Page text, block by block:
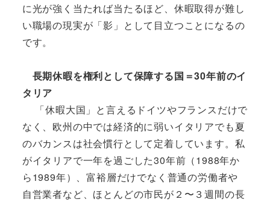
に光が強く当たれば当たるほど、休暇取得が難し
い職場の現実が「影」として目立つことになるの
です。
長期休暇を権利として保障する国＝30年前のイ
タリア
「休暇大国」と言えるドイツやフランスだけで
なく、欧州の中では経済的に弱いイタリアでも夏
のバカンスは社会慣行として定着しています。私
がイタリアで一年を過ごした30年前（1988年か
ら1989年）、富裕層だけでなく普通の労働者や
自営業者など、ほとんどの市民が２〜３週間の長